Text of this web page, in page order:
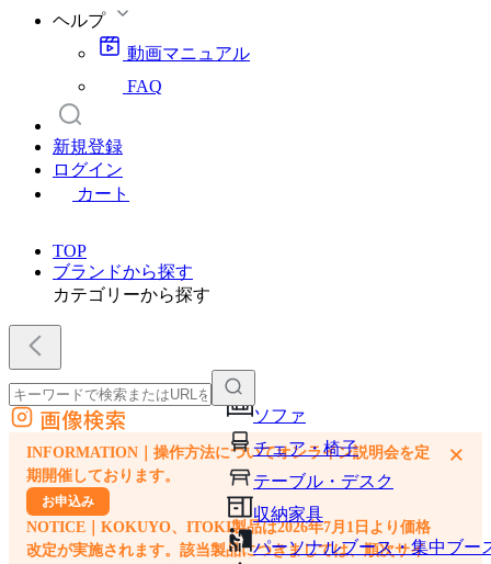
ヘルプ
動画マニュアル
FAQ
新規登録
ログイン
カート
TOP
ブランドから探す
カテゴリーから探す
ソファ
チェア・椅子
テーブル・デスク
収納家具
パーソナルブース・集中ブー
外部サイトの商品をカートに追加
他のサイトで見つけた商品ページのURLを貼り付けて、カートに追加できます
画像検索
INFORMATION｜操作方法についてオンライン説明会を定
期開催しております。
お申込み
NOTICE｜KOKUYO、ITOKI製品は2026年7月1日より価格
改定が実施されます。該当製品につきましては、順次サイ
×